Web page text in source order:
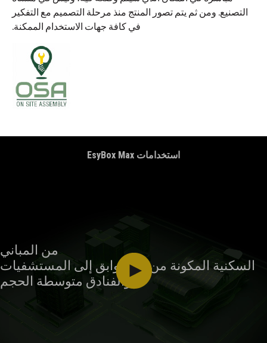
التصنيع. ومن ثم يتم تصور المنتج منذ مرحلة التصميم مع التفكير
في كافة جهات الاستخدام الممكنة.
استخدامات EsyBox Max
من المباني
السكنية المكونة من 10 طوابق إلى المستشفيات
والفنادق متوسطة الحجم